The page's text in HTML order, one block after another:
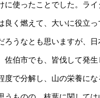
に使ったことでした。ラ
良く燃えて、大いに役立
ろうなとも思いますが、
佐伯市でも、皆伐して発
度で分解し、山の栄養に